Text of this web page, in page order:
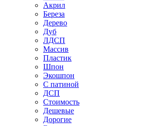
Акрил
Береза
Дерево
Дуб
ЛДСП
Массив
Пластик
Шпон
Экошпон
С патиной
ДСП
Стоимость
Дешевые
Дорогие